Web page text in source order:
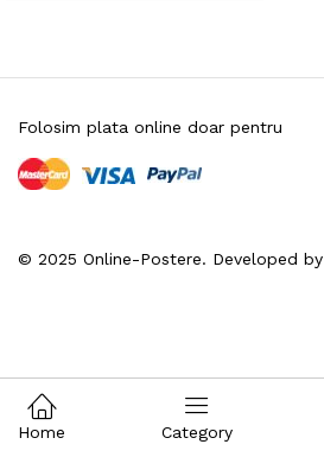
© 2025 Online-Postere. Developed by
Folosim plata online doar pentru
Home Category